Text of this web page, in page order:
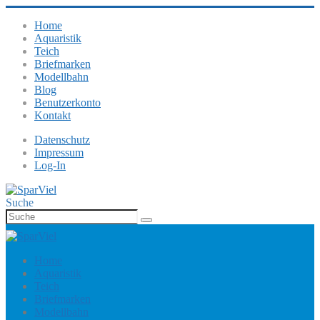
Home
Aquaristik
Teich
Briefmarken
Modellbahn
Blog
Benutzerkonto
Kontakt
Datenschutz
Impressum
Log-In
Suche
Home
Aquaristik
Teich
Briefmarken
Modellbahn